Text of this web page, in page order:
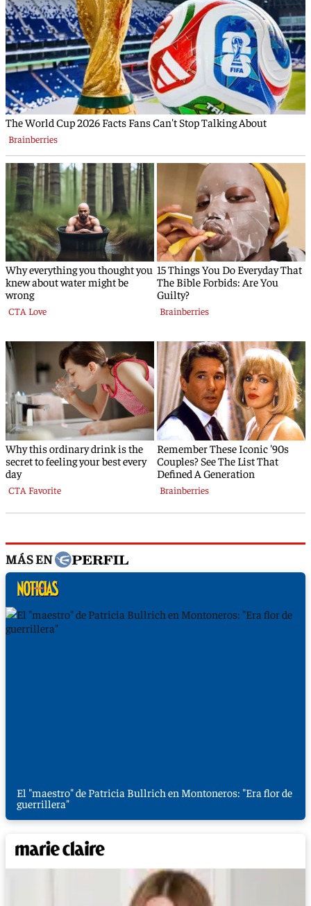
MÁS EN
El "maestro" de Patricia Bullrich en Montoneros: "Era flor de
guerrillera"